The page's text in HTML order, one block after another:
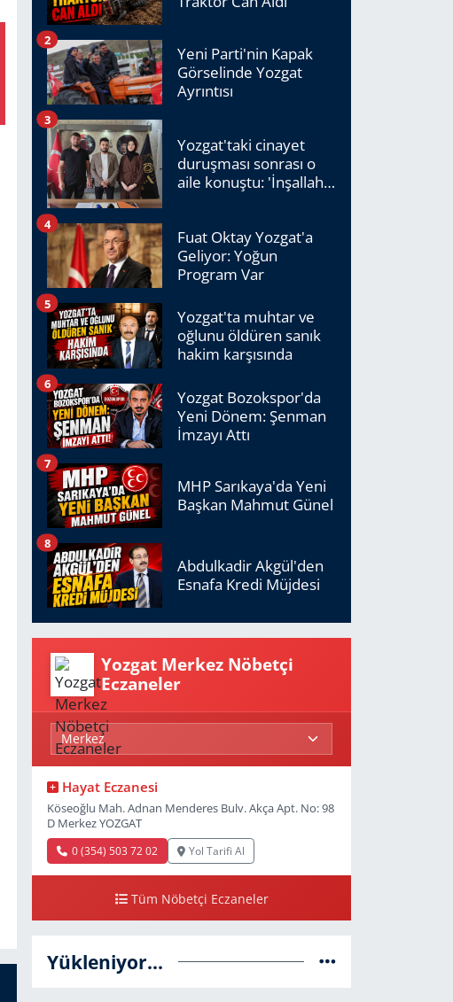
Yeni Parti'nin Kapak
Görselinde Yozgat
Ayrıntısı
2
Yozgat'taki cinayet
duruşması sonrası o
aile konuştu: 'İnşallah
3
Fuat Oktay Yozgat'a
Geliyor: Yoğun
Program Var
4
Yozgat'ta muhtar ve
oğlunu öldüren sanık
hakim karşısında
5
Yozgat Bozokspor'da
Yeni Dönem: Şenman
İmzayı Attı
6
MHP Sarıkaya'da Yeni
Başkan Mahmut Günel
7
Abdulkadir Akgül'den
Esnafa Kredi Müjdesi
8
Yozgat Merkez Nöbetçi
Eczaneler
Hayat Eczanesi
Köseoğlu Mah. Adnan Menderes Bulv. Akça Apt. No: 98
D Merkez YOZGAT
0 (354) 503 72 02 Yol Tarifi Al
Tüm Nöbetçi Eczaneler
Yükleniyor...